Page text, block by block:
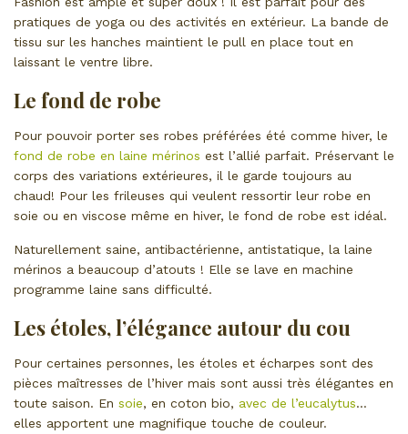
pratiques de yoga ou des activités en extérieur. La bande de
tissu sur les hanches maintient le pull en place tout en
laissant le ventre libre.
Le fond de robe
Pour pouvoir porter ses robes préférées été comme hiver, le
fond de robe en laine mérinos est l’allié parfait. Préservant le
corps des variations extérieures, il le garde toujours au
chaud! Pour les frileuses qui veulent ressortir leur robe en
soie ou en viscose même en hiver, le fond de robe est idéal.
Naturellement saine, antibactérienne, antistatique, la laine
mérinos a beaucoup d’atouts ! Elle se lave en machine
programme laine sans difficulté.
Les étoles, l’élégance autour du cou
Pour certaines personnes, les étoles et écharpes sont des
pièces maîtresses de l’hiver mais sont aussi très élégantes en
toute saison. En soie, en coton bio, avec de l’eucalytus…
elles apportent une magnifique touche de couleur.